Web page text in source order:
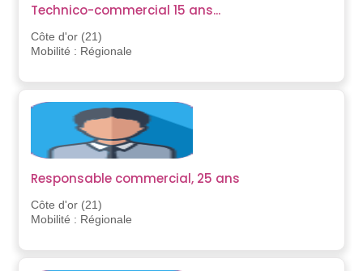
Technico-commercial 15 ans...
Côte d'or (21)
Mobilité : Régionale
Responsable commercial, 25 ans
Côte d'or (21)
Mobilité : Régionale